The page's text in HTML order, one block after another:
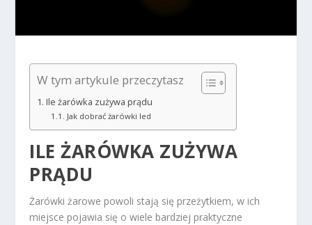
W tym artykule przeczytasz
Ile żarówka zużywa prądu
Jak dobrać żarówki led
ILE ŻARÓWKA ZUŻYWA
PRĄDU
Żarówki żarowe powoli stają się przeżytkiem, w ich
miejsce pojawia się o wiele bardziej praktyczne